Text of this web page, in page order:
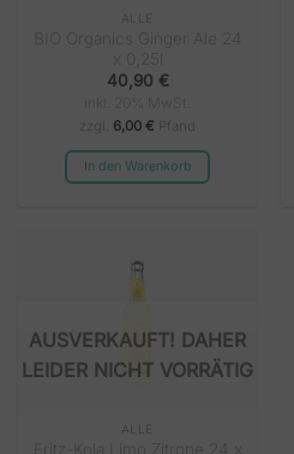
ALLE
40,90 €
zzgl. 6,00 € Pfand
In den Warenkorb
NICHT VORRÄTIG
ALLE